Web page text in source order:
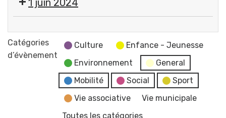
Services
"Les
fake
news"
1 juin 2024
BMX
5e
Catégories
d’évènement
Culture
Enfance - Jeunesse
Environnement
General
Mobilité
Social
Sport
Vie associative
Vie municipale
Toutes les catégories